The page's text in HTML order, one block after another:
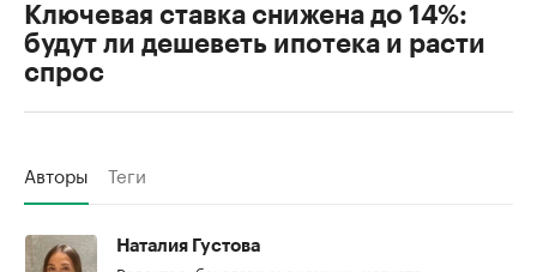
Ключевая ставка снижена до 14%:
будут ли дешеветь ипотека и расти
спрос
Авторы Теги
Наталия Густова